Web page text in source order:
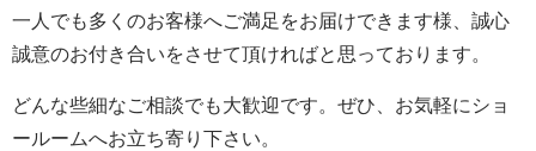
一人でも多くのお客様へご満足をお届けできます様、誠心
誠意のお付き合いをさせて頂ければと思っております。
どんな些細なご相談でも大歓迎です。ぜひ、お気軽にショ
ールームへお立ち寄り下さい。